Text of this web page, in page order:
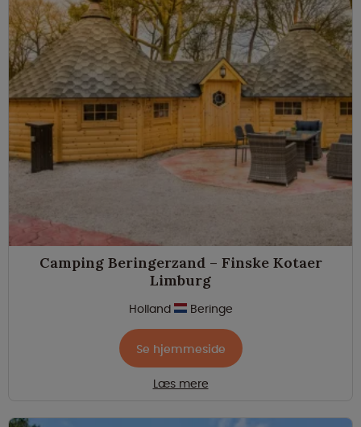
Camping Beringerzand – Finske Kotaer
Limburg
Holland Beringe
Se hjemmeside
Læs mere